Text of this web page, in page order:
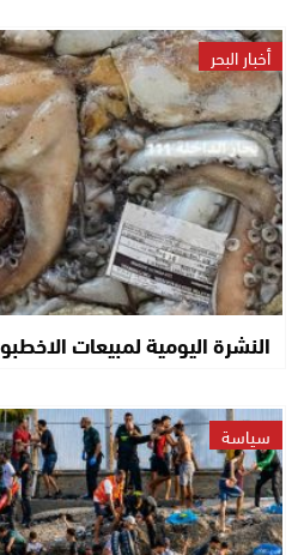
أخبار البحر
النشرة اليومية لمبيعات الاخطبوط ليوم
سياسة